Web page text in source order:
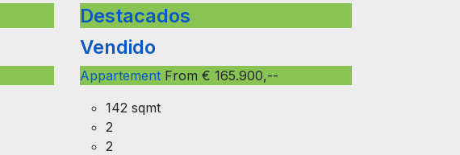
Destacados
Vendido
Appartement From € 165.900,--
142 sqmt
2
2